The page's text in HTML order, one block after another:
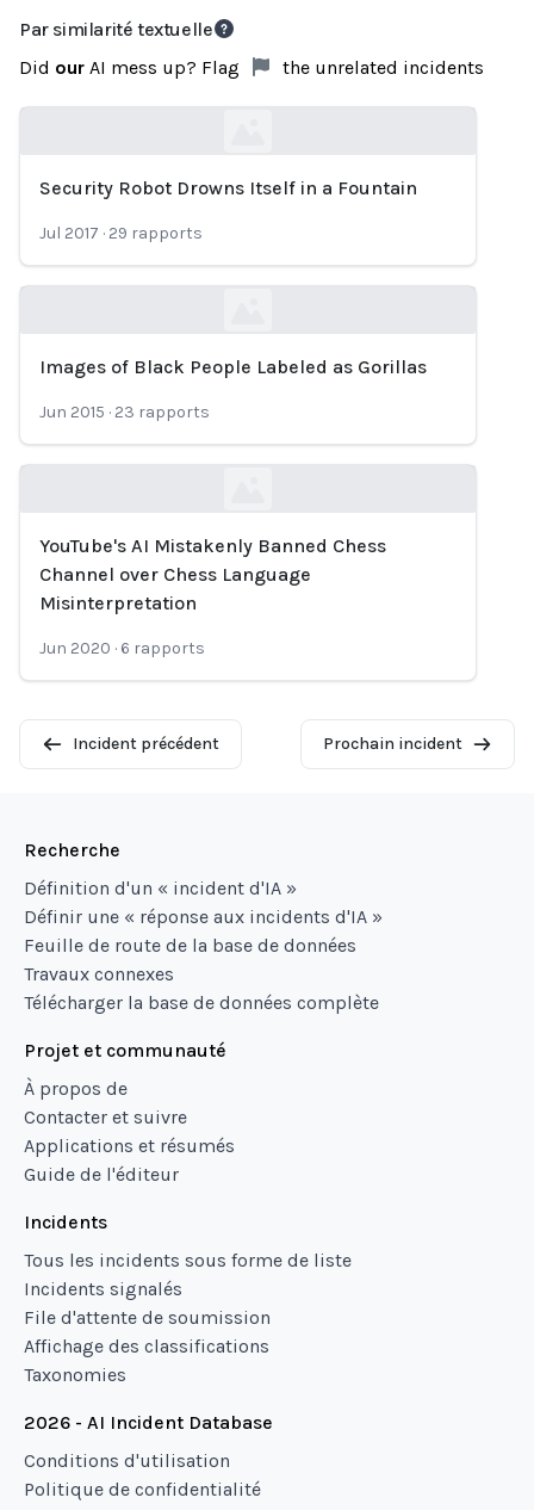
Par similarité textuelle
Did our AI mess up? Flag the unrelated incidents
Security Robot Drowns Itself in a Fountain
Jul 2017 · 29 rapports
Loading...
Images of Black People Labeled as Gorillas
Jun 2015 · 23 rapports
Loading...
YouTube's AI Mistakenly Banned Chess
Channel over Chess Language
Misinterpretation
Jun 2020 · 6 rapports
Incident précédent Prochain incident
Recherche
Définition d'un « incident d'IA »
Définir une « réponse aux incidents d'IA »
Feuille de route de la base de données
Travaux connexes
Télécharger la base de données complète
Projet et communauté
À propos de
Contacter et suivre
Applications et résumés
Guide de l'éditeur
Incidents
Tous les incidents sous forme de liste
Incidents signalés
File d'attente de soumission
Affichage des classifications
Taxonomies
2026 - AI Incident Database
Conditions d'utilisation
Politique de confidentialité